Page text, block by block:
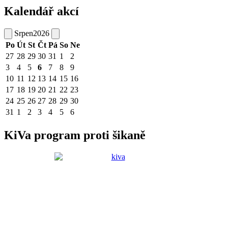
Kalendář akcí
Srpen2026
Po Út St Čt Pá So Ne
27 28 29 30 31 1
2
3
4 5 6 7 8
9
10 11 12 13 14 15 16
17 18 19 20 21 22 23
24 25 26 27 28 29 30
31 1 2 3 4 5 6
KiVa program proti šikaně